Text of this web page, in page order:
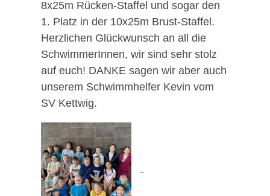
8x25m Rücken-Staffel und sogar den
1. Platz in der 10x25m Brust-Staffel.
Herzlichen Glückwunsch an all die
SchwimmerInnen, wir sind sehr stolz
auf euch! DANKE sagen wir aber auch
unserem Schwimmhelfer Kevin vom
SV Kettwig.